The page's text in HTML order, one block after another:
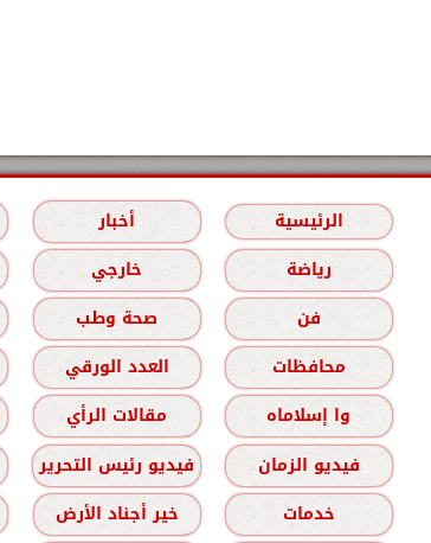
الرئيسية أخبار
رياضة
خارجي
فن
صحة وطب
محافظات
العدد الورقي
وا إسلاماه
مقالات الرأي
فيديو الزمان
فيديو رئيس التحرير
خدمات
خير أجناد الأرض